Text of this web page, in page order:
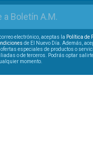
a Boletín A.M.
electrónico, aceptas la Política de
de El Nuevo Día. Además,
especiales de productos o
o de terceros. Podrás optar
momento.